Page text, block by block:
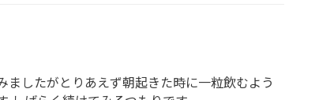
したがとりあえず朝起きた時に一粒飲むよう